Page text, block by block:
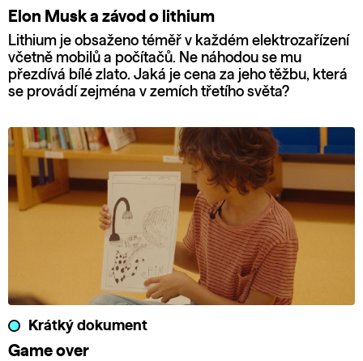
Elon Musk a závod o lithium
Lithium je obsaženo téměř v každém elektrozařízení
včetně mobilů a počítačů. Ne náhodou se mu
přezdívá bílé zlato. Jaká je cena za jeho těžbu, která
se provádí zejména v zemích třetího světa?
Krátký dokument
Game over